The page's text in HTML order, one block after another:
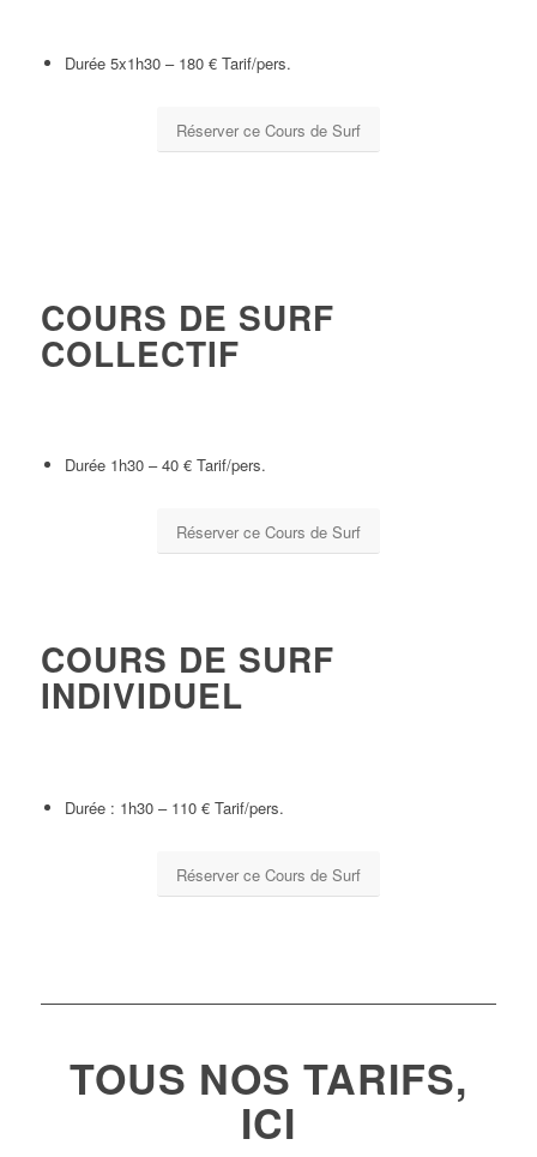
Durée 5x1h30 – 180 € Tarif/pers.
Réserver ce Cours de Surf
COURS DE SURF
COLLECTIF
Durée 1h30 – 40 € Tarif/pers.
Réserver ce Cours de Surf
COURS DE SURF
INDIVIDUEL
Durée : 1h30 – 110 € Tarif/pers.
Réserver ce Cours de Surf
TOUS NOS TARIFS,
ICI